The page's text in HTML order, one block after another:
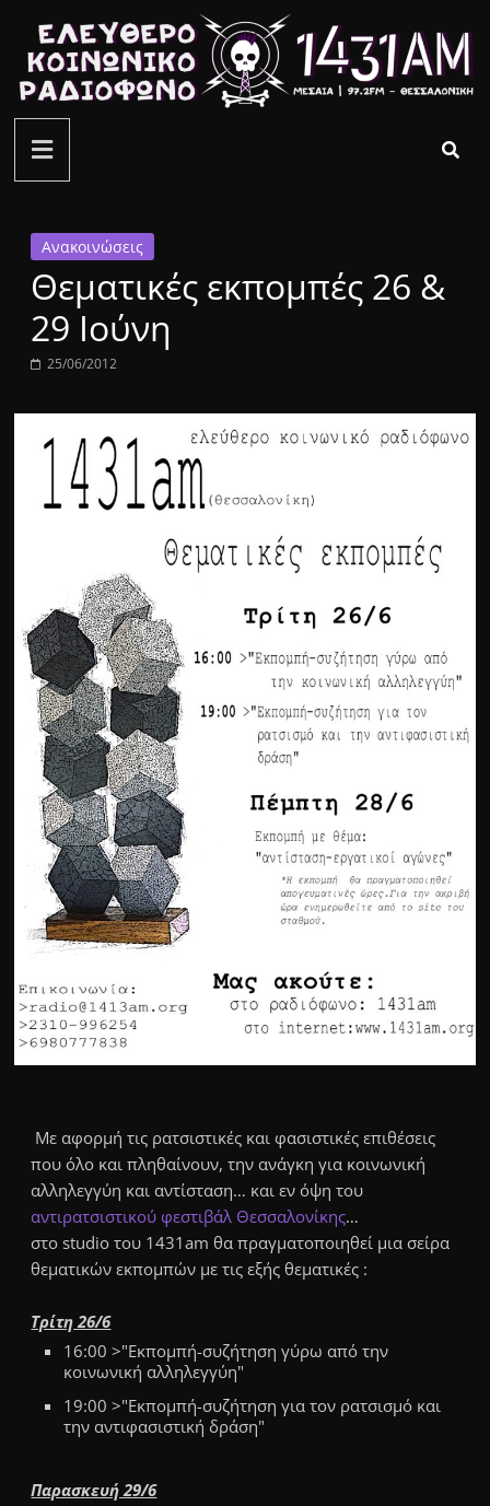
περιεχόμενο
ελεύθερο
κοινωνικό
ραδιόφωνο
1431AM
Ανακοινώσεις
Θεματικές εκπομπές 26 &
29 Ιούνη
25/06/2012
Με αφορμή τις ρατσιστικές και φασιστικές επιθέσεις
που όλο και πληθαίνουν, την ανάγκη για κοινωνική
αλληλεγγύη και αντίσταση… και εν όψη του
αντιρατσιστικού φεστιβάλ Θεσσαλονίκης…
στο studio του 1431am θα πραγματοποιηθεί μια σείρα
θεματικών εκπομπών με τις εξής θεματικές :
Τρίτη 26/6
16:00 >"Εκπομπή-συζήτηση γύρω από την
κοινωνική αλληλεγγύη"
19:00 >"Εκπομπή-συζήτηση για τον ρατσισμό και
την αντιφασιστική δράση"
Παρασκευή 29/6